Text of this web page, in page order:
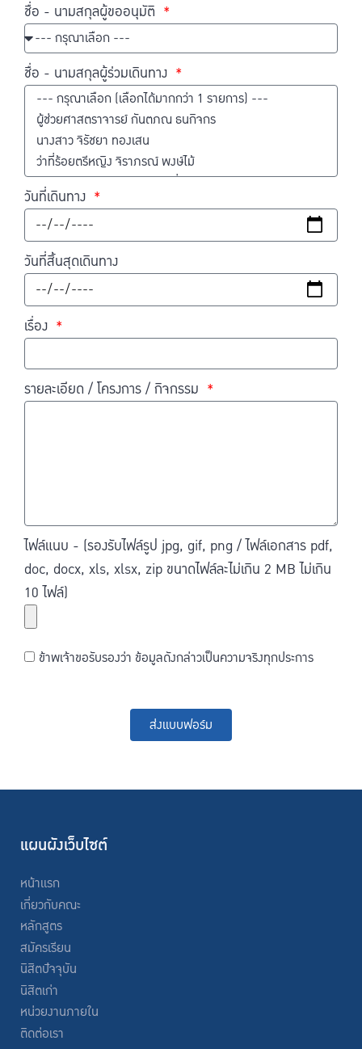
ชื่อ - นามสกุลผู้ขออนุมัติ
ชื่อ - นามสกุลผู้ร่วมเดินทาง
วันที่เดินทาง
วันที่สิ้นสุดเดินทาง
เรื่อง
รายละเอียด / โครงการ / กิจกรรม
ไฟล์แนบ - (รองรับไฟล์รูป jpg, gif, png / ไฟล์เอกสาร pdf,
doc, docx, xls, xlsx, zip ขนาดไฟล์ละไม่เกิน 2 MB ไม่เกิน
10 ไฟล์)
ข้าพเจ้าขอรับรองว่า ข้อมูลดังกล่าวเป็นความจริงทุกประการ
ส่งแบบฟอร์ม
แผนผังเว็บไซต์
หน้าแรก
เกี่ยวกับคณะ
หลักสูตร
สมัครเรียน
นิสิตปัจจุบัน
นิสิตเก่า
หน่วยงานภายใน
ติดต่อเรา